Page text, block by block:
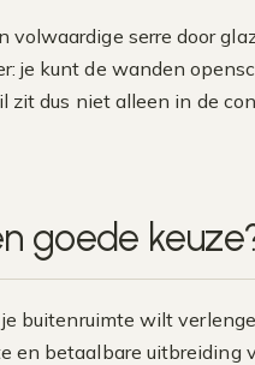
serre door
je kunt de wanden
dus niet alleen in de
goede
buitenruimte wilt
betaalbare uitbreiding